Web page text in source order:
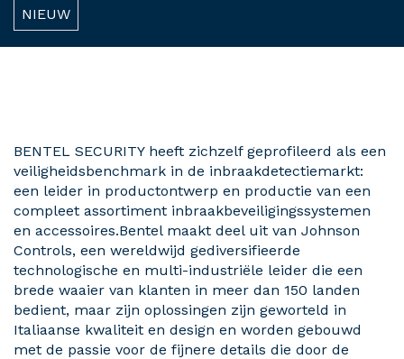
NIEUW
BENTEL SECURITY heeft zichzelf geprofileerd als een
veiligheidsbenchmark in de inbraakdetectiemarkt:
een leider in productontwerp en productie van een
compleet assortiment inbraakbeveiligingssystemen
en accessoires.Bentel maakt deel uit van Johnson
Controls, een wereldwijd gediversifieerde
technologische en multi-industriële leider die een
brede waaier van klanten in meer dan 150 landen
bedient, maar zijn oplossingen zijn geworteld in
Italiaanse kwaliteit en design en worden gebouwd
met de passie voor de fijnere details die door de